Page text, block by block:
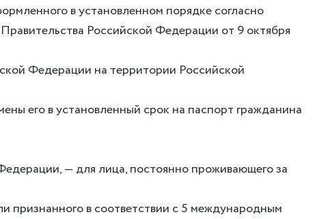
в установленном порядке согласно
Российской Федерации от 9 октября
Федерации на территории Российской
его в установленный срок на паспорт гражданина
— для лица, постоянно проживающего за
признанного в соответствии с 5 международным